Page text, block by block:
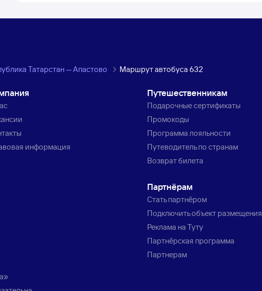
Татарстан — Апастово Маршрут автобуса 632
информация
Путешественникам
Подарочные сертификаты
Промокоды
Программа лояльности
Путеводитель по странам
Возврат билета
Партнёрам
Стать партнёром
Подключить объект размещения
Реклама на Туту
Партнёрская программа
Партнерам